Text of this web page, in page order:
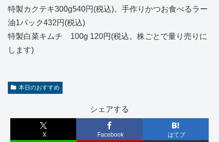
特製カクテキ300g540円(税込)。手作りかつお食べるラー
油1パック432円(税込)
特製白菜キムチ 100g 120円(税込。株ごとで量り売りに
します)
本日のおすすめ
シェアする
X Facebook はてブ